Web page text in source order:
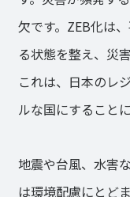
欠です。ZEB化は
る状態を整え、災
これは、日本のレ
ルな国にすること
地震や台風、水害
は環境配慮にとど